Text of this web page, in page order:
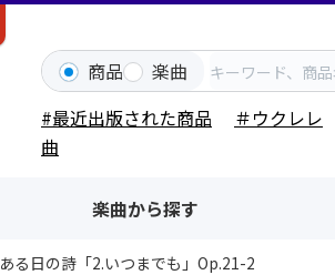
商品 楽曲
#最近出版された商品
＃ウクレレ
曲
楽曲から探す
ある日の詩「2.いつまでも」Op.21-2